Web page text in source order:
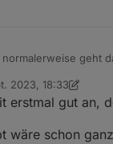
normalerweise geht
2023, 18:33
White9. Dez.
erstmal gut an,
wäre schon